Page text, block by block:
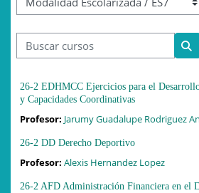
Categorías
Buscar cursos
26-2 EDHMCC Ejercicios para el
y Capacidades Coordinativas
Profesor: Jarumy Guadalupe Rodriguez
26-2 DD Derecho Deportivo
Profesor: Alexis Hernandez Lopez
26-2 AFD Administración Financiera en el